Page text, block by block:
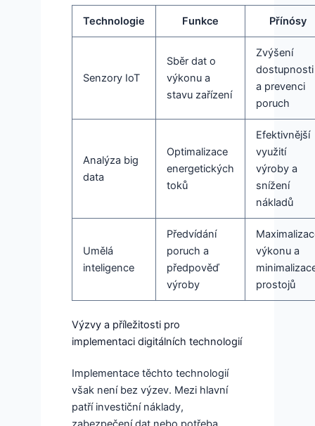
Technologie Funkce Přínósy
Senzory IoT
Sběr dat o
výkonu a
stavu zařízení
Zvýšení
dostupnosti
a prevenci
poruch
Analýza big
data
Optimalizace
energetických
toků
Efektivnější
využití
výroby a
snížení
nákladů
Umělá
inteligence
Předvídání
poruch a
předpověď
výroby
výkonu a
prostojů
Výzvy a příležitosti pro
implementaci digitálních technologií
Implementace těchto technologií
však není bez výzev. Mezi hlavní
patří investiční náklady,